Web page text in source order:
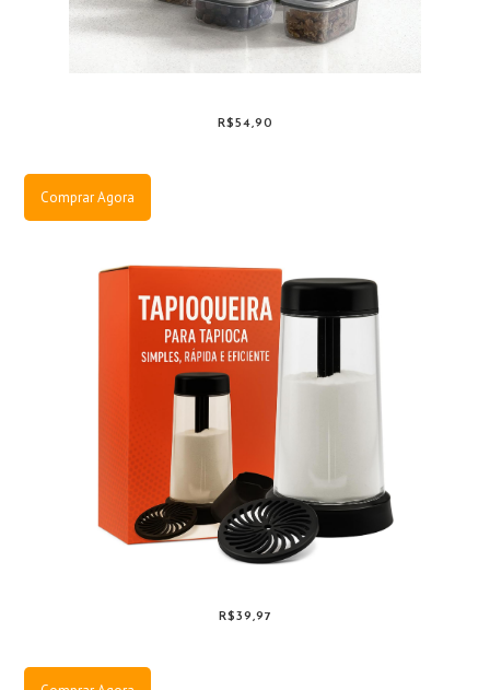
R$54,90
Comprar Agora
R$39,97